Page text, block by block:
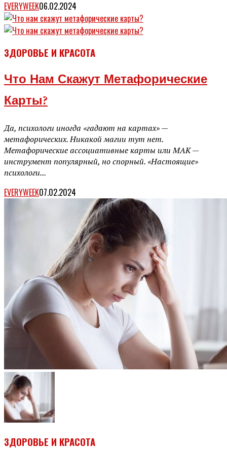
EVERYWEEK06.02.2024
ЗДОРОВЬЕ И КРАСОТА
Что Нам Скажут Метафорические
Карты?
Да, психологи иногда «гадают на картах» —
метафорических. Никакой магии тут нет.
Метафорические ассоциативные карты или МАК —
инструмент популярный, но спорный. «Настоящие»
психологи...
EVERYWEEK07.02.2024
ЗДОРОВЬЕ И КРАСОТА